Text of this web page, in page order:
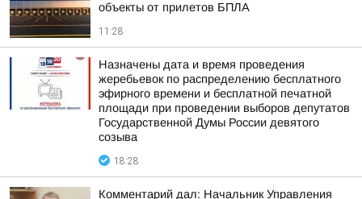
объекты от прилетов БПЛА
11:28
Назначены дата и время проведения
жеребьевок по распределению бесплатного
эфирного времени и бесплатной печатной
площади при проведении выборов депутатов
Государственной Думы России девятого
созыва
18:28
Комментарий дал: Начальник Управления